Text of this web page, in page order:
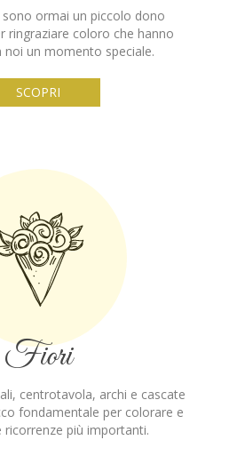
ormai un piccolo dono
ringraziare coloro che hanno
noi un momento speciale.
SCOPRI
Fiori
centrotavola, archi e cascate
fondamentale per colorare e
ricorrenze più importanti.